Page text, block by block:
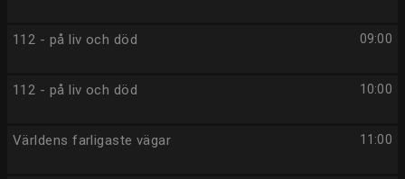
09:00
112 - på liv och död
10:00
112 - på liv och död
11:00
Världens farligaste vägar